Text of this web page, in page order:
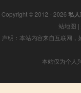
Copyright © 2012 - 2026 私
站地图 |
声明：本站内容来自互联网
本站仅为个人